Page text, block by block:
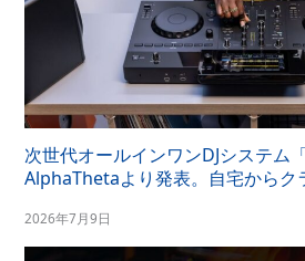
次世代オールインワンDJシステム
AlphaThetaより発表。自宅からク
2026年7月9日